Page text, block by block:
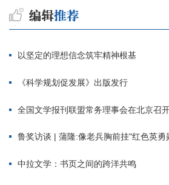
以坚定的理想信念筑牢精神根基
《科学规划促发展》出版发行
全国文学报刊联盟常务理事会在北京召
鲁奖访谈 | 蒲隆:像老兵胸前挂"红色英勇
中拉文学：书页之间的跨洋共鸣